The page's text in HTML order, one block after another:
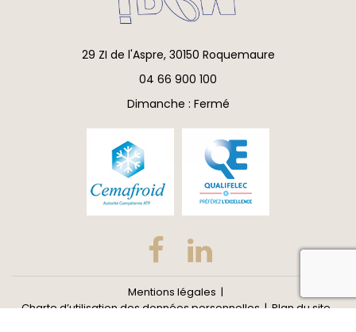
29 ZI de l'Aspre, 30150 Roquemaure
04 66 900 100
Dimanche : Fermé
Mentions légales
Charte d’utilisation des données personnelles
Plan du site